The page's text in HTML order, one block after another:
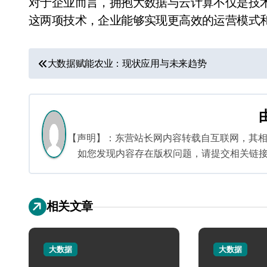
这两项技术，企业能够实现更高效的运营模式
文
章
导
航
大数据赋能农业：现状应用与未来趋势
【声明】：东营站长网内容转载自互联网，
如您发现内容存在版权问题，请提交相关链
相关文章
大数据 大数据